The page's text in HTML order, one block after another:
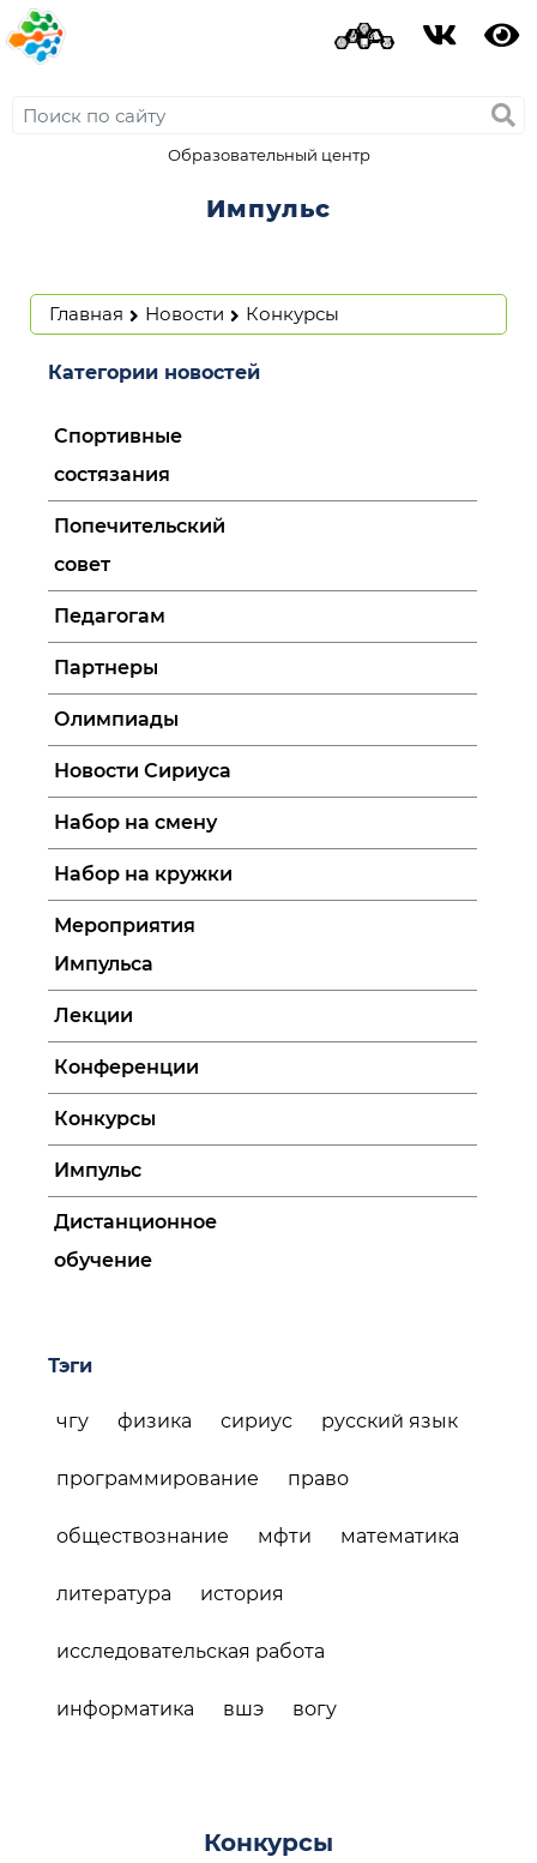
Образовательный центр
Импульс
Главная Новости Конкурсы
Категории новостей
Спортивные
состязания
Попечительский
совет
Педагогам
Партнеры
Олимпиады
Новости Сириуса
Набор на смену
Набор на кружки
Мероприятия
Импульса
Лекции
Конференции
Конкурсы
Импульс
Дистанционное
обучение
Тэги
чгу физика сириус русский язык
программирование право
обществознание мфти математика
литература история
исследовательская работа
информатика вшэ вогу
Конкурсы